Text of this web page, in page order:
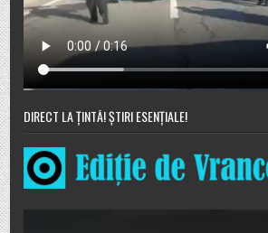
DIRECT LA ȚINTĂ! ȘTIRI ESENȚIALE!